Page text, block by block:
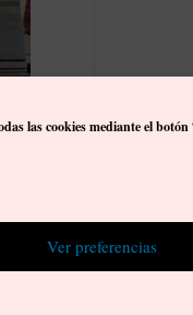
las cookies mediante el botón
Ver preferencias